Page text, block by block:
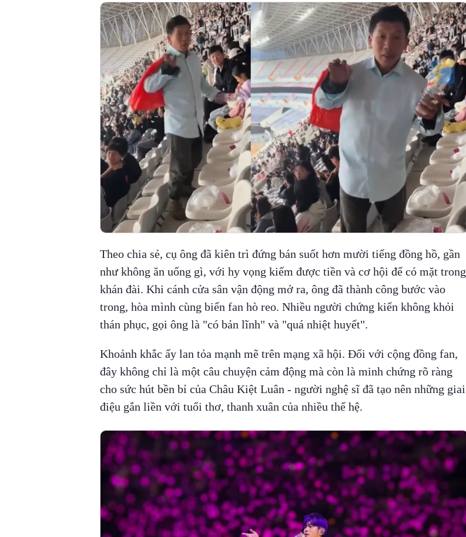
Theo chia sẻ, cụ ông đã kiên trì đứng bán suốt hơn mười tiếng đồng hồ, gần
như không ăn uống gì, với hy vọng kiếm được tiền và cơ hội để có mặt trong
khán đài. Khi cánh cửa sân vận động mở ra, ông đã thành công bước vào
trong, hòa mình cùng biển fan hò reo. Nhiều người chứng kiến không khỏi
thán phục, gọi ông là "có bản lĩnh" và "quá nhiệt huyết".
Khoảnh khắc ấy lan tỏa mạnh mẽ trên mạng xã hội. Đối với cộng đồng fan,
đây không chỉ là một câu chuyện cảm động mà còn là minh chứng rõ ràng
cho sức hút bền bỉ của Châu Kiệt Luân - người nghệ sĩ đã tạo nên những giai
điệu gắn liền với tuổi thơ, thanh xuân của nhiều thế hệ.